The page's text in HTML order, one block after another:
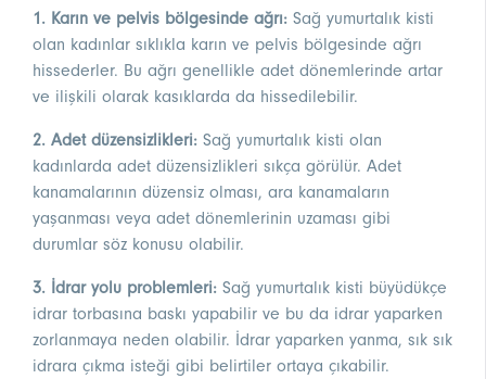
1. Karın ve pelvis bölgesinde ağrı: Sağ yumurtalık kisti
olan kadınlar sıklıkla karın ve pelvis bölgesinde ağrı
hissederler. Bu ağrı genellikle adet dönemlerinde artar
ve ilişkili olarak kasıklarda da hissedilebilir.
2. Adet düzensizlikleri: Sağ yumurtalık kisti olan
kadınlarda adet düzensizlikleri sıkça görülür. Adet
kanamalarının düzensiz olması, ara kanamaların
yaşanması veya adet dönemlerinin uzaması gibi
durumlar söz konusu olabilir.
3. İdrar yolu problemleri: Sağ yumurtalık kisti büyüdükçe
idrar torbasına baskı yapabilir ve bu da idrar yaparken
zorlanmaya neden olabilir. İdrar yaparken yanma, sık sık
idrara çıkma isteği gibi belirtiler ortaya çıkabilir.